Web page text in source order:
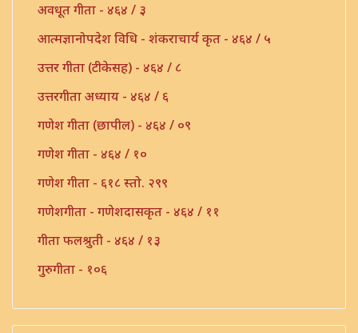
अवधूत गीता - ४६४ / ३
आत्मज्ञानोपदेश विधि - शंकराचार्य कृत - ४६४ / ५
उत्तर गीता (टीकेसह) - ४६४ / ८
उत्तरगीता अध्याय - ४६४ / ६
गणेश गीता (छापील) - ४६४ / ०९
गणेश गीता - ४६४ / १०
गणेश गीता - ६१८ स्तो. २९९
गणेशगीता - गणेशदासकृत - ४६४ / ११
गीता फलश्रुती - ४६४ / १३
गुरुगीता - १०६
गौडपाद उत्तरगीता व्याख्या - ४६४ / ७